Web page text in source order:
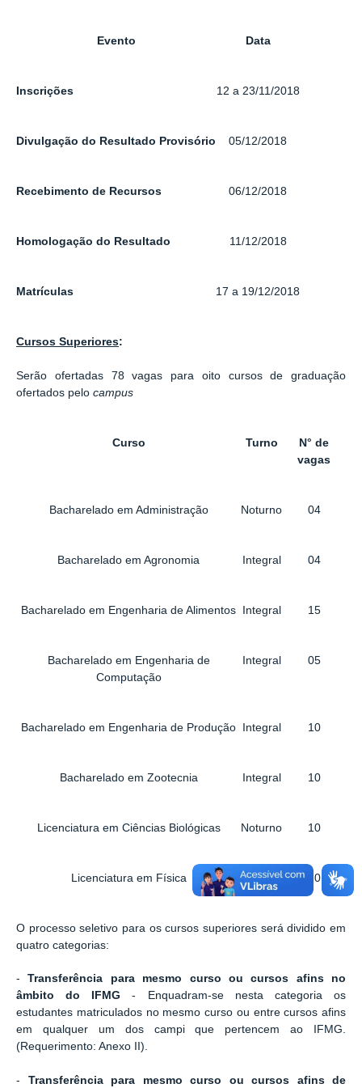
Evento Data
Inscrições 12 a 23/11/2018
Divulgação do Resultado Provisório 05/12/2018
Recebimento de Recursos 06/12/2018
Homologação do Resultado 11/12/2018
Matrículas 17 a 19/12/2018
Cursos Superiores:
Serão ofertadas 78 vagas para oito cursos de graduação
ofertados pelo campus
Curso Turno
N° de
vagas
Bacharelado em Administração Noturno 04
Bacharelado em Agronomia Integral 04
Bacharelado em Engenharia de Alimentos Integral 15
Bacharelado em Engenharia de
Computação
Integral 05
Bacharelado em Engenharia de Produção Integral 10
Bacharelado em Zootecnia Integral 10
Licenciatura em Ciências Biológicas Noturno 10
Licenciatura em Física Noturno 20
O processo seletivo para os cursos superiores será dividido em
quatro categorias:
- Transferência para mesmo curso ou cursos afins no
âmbito do IFMG- Enquadram-se nesta categoria os
estudantes matriculados no mesmo curso ou entre cursos afins
em qualquer um dos campi que pertencem ao IFMG.
(Requerimento: Anexo II).
- Transferência para mesmo curso ou cursos afins de